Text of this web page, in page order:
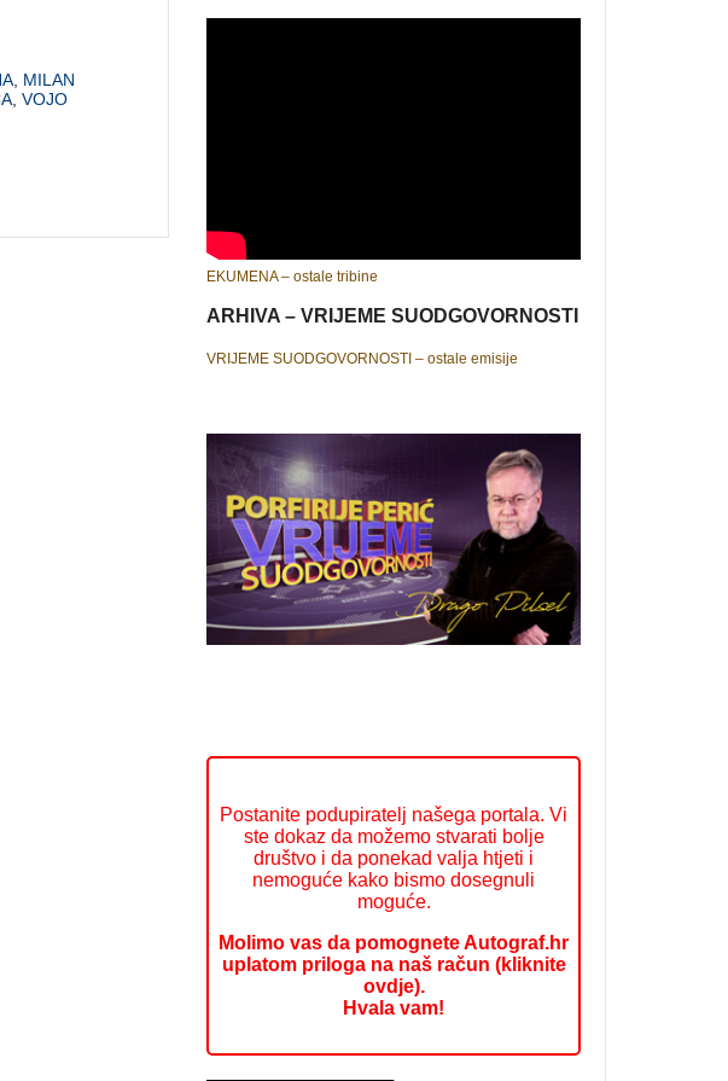
, MILAN
, VOJO
EKUMENA – ostale tribine
ARHIVA – VRIJEME SUODGOVORNOSTI
VRIJEME SUODGOVORNOSTI – ostale emisije
Postanite podupiratelj našega portala. Vi
ste dokaz da možemo stvarati bolje
društvo i da ponekad valja htjeti i
nemoguće kako bismo dosegnuli
moguće.
Molimo vas da pomognete Autograf.hr
uplatom priloga na naš račun (kliknite
ovdje).
Hvala vam!